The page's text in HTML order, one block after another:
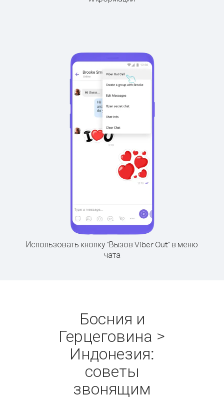
Использовать кнопку "Вызов Viber Out" в меню
чата
Босния и
Герцеговина >
Индонезия:
советы
звонящим